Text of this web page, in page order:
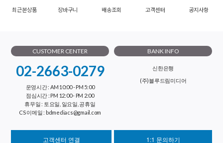
최근본상품 장바구니 배송조회 고객센터 공지사항
CUSTOMER CENTER
02-2663-0279
운영시간 : AM 10:00 - PM 5:00
점심시간 : PM 12:00 - PM 2:00
휴무일 : 토요일, 일요일, 공휴일
CS 이메일 : bdmediacs@gmail.com
BANK INFO
신한은행
(주)블루드림미디어
고객센터 연결 1:1 문의하기